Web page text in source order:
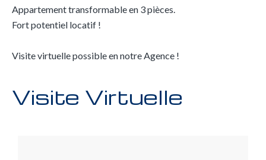
Appartement transformable en 3 pièces.
Fort potentiel locatif !
Visite virtuelle possible en notre Agence !
Visite Virtuelle